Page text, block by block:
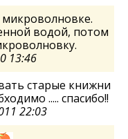
водой, потом
13:46
старые книжни
..... спасибо!!
22:03